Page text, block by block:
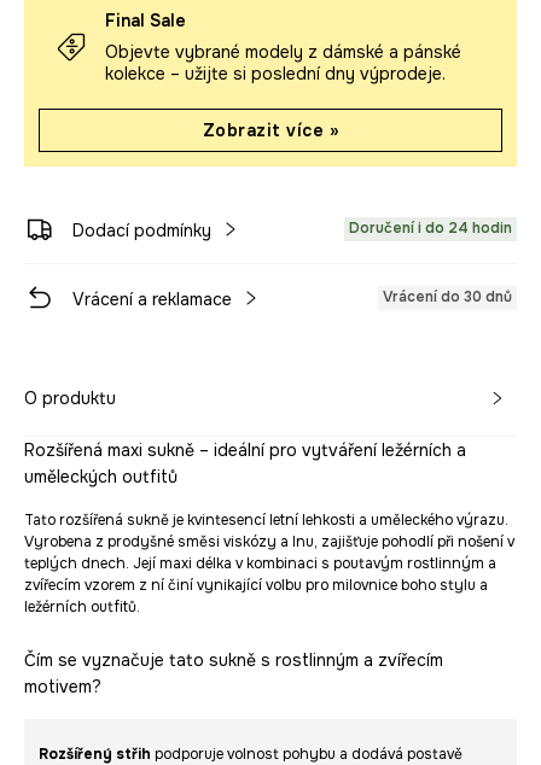
Final Sale
Objevte vybrané modely z dámské a pánské
kolekce – užijte si poslední dny výprodeje.
Zobrazit více »
Dodací podmínky Doručení i do 24 hodin
Vrácení a reklamace Vrácení do 30 dnů
O produktu
Rozšířená maxi sukně – ideální pro vytváření ležérních a
uměleckých outfitů
Tato rozšířená sukně je kvintesencí letní lehkosti a uměleckého výrazu.
Vyrobena z prodyšné směsi viskózy a lnu, zajišťuje pohodlí při nošení v
teplých dnech. Její maxi délka v kombinaci s poutavým rostlinným a
zvířecím vzorem z ní činí vynikající volbu pro milovnice boho stylu a
ležérních outfitů.
Čím se vyznačuje tato sukně s rostlinným a zvířecím
motivem?
Rozšířený střih podporuje volnost pohybu a dodává postavě